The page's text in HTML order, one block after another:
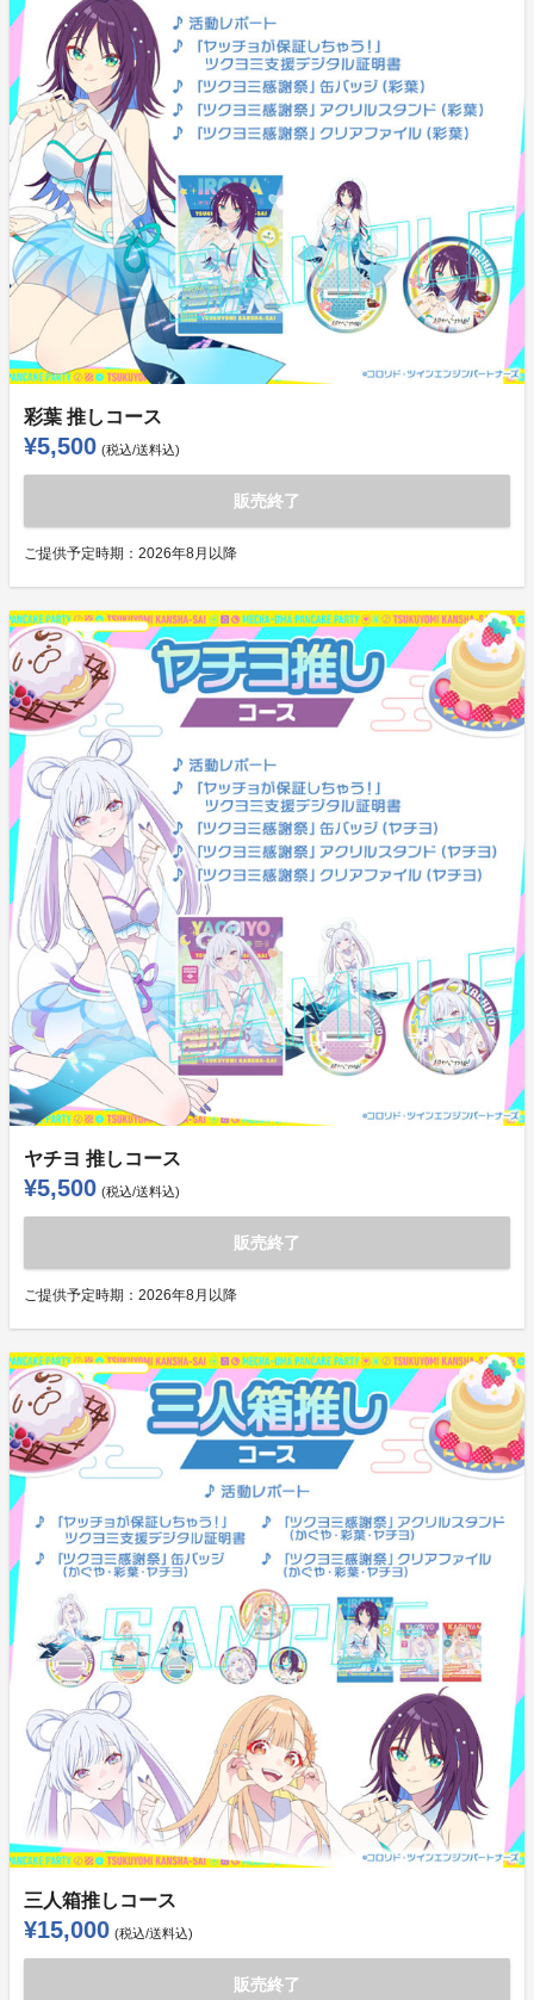
彩葉 推しコース
¥5,500 (税込/送料込)
販売終了
ご提供予定時期： 2026年8月以降
ヤチヨ 推しコース
¥5,500 (税込/送料込)
販売終了
ご提供予定時期： 2026年8月以降
三人箱推しコース
¥15,000 (税込/送料込)
販売終了